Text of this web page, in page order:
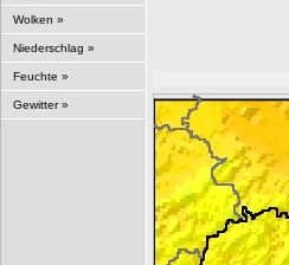
Wolken »
Niederschlag »
Feuchte »
Gewitter »